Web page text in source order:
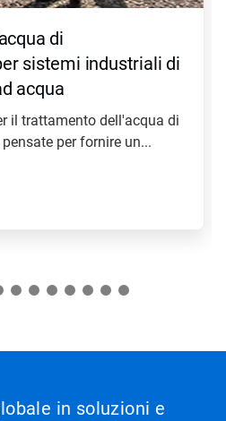
di
sistemi industriali di
acqua
il trattamento dell'acqua di
per fornire un...
in soluzioni e